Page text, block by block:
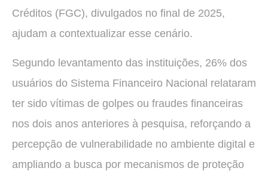
Créditos (FGC), divulgados no final de 2025,
ajudam a contextualizar esse cenário.
Segundo levantamento das instituições, 26% dos
usuários do Sistema Financeiro Nacional relataram
ter sido vítimas de golpes ou fraudes financeiras
nos dois anos anteriores à pesquisa, reforçando a
percepção de vulnerabilidade no ambiente digital e
ampliando a busca por mecanismos de proteção